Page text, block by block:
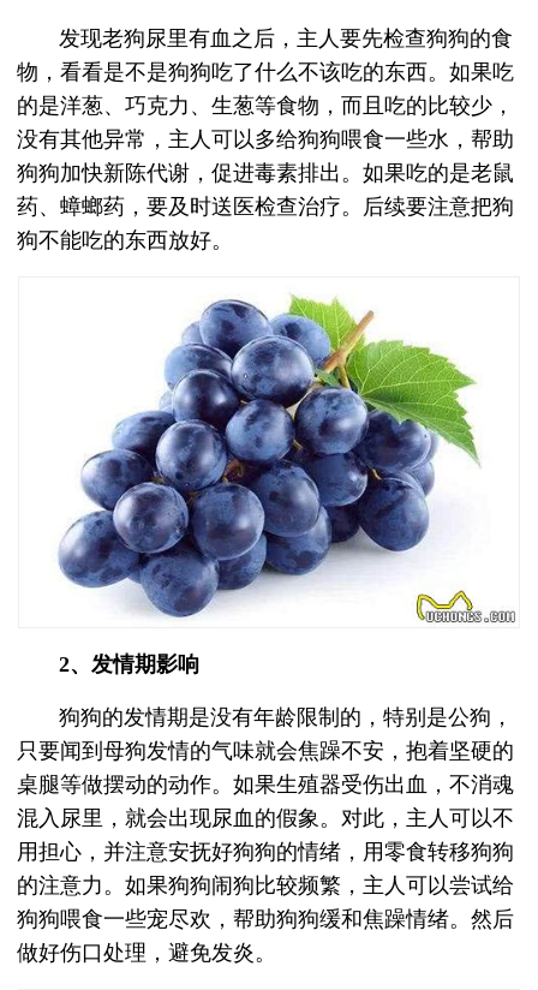
发现老狗尿里有血之后，主人要先检查狗狗的食
物，看看是不是狗狗吃了什么不该吃的东西。如果吃
的是洋葱、巧克力、生葱等食物，而且吃的比较少，
没有其他异常，主人可以多给狗狗喂食一些水，帮助
狗狗加快新陈代谢，促进毒素排出。如果吃的是老鼠
药、蟑螂药，要及时送医检查治疗。后续要注意把狗
狗不能吃的东西放好。
2、发情期影响
狗狗的发情期是没有年龄限制的，特别是公狗，
只要闻到母狗发情的气味就会焦躁不安，抱着坚硬的
桌腿等做摆动的动作。如果生殖器受伤出血，不消魂
混入尿里，就会出现尿血的假象。对此，主人可以不
用担心，并注意安抚好狗狗的情绪，用零食转移狗狗
的注意力。如果狗狗闹狗比较频繁，主人可以尝试给
狗狗喂食一些宠尽欢，帮助狗狗缓和焦躁情绪。然后
做好伤口处理，避免发炎。